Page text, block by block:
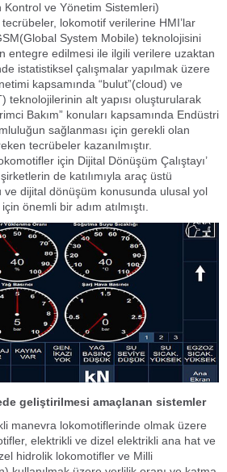
Kontrol ve Yönetim Sistemleri)
lokomotif verilerine HMI’lar
System Mobile) teknolojisini
entegre edilmesi ile ilgili verilere uzaktan
istatistiksel çalışmalar yapılmak üzere
kapsamında “bulut”(cloud) ve
teknolojilerinin alt yapısı oluşturularak
Bakım” konuları kapsamında Endüstri
sağlanması için gerekli olan
tecrübeler kazanılmıştır.
için Dijital Dönüşüm Çalıştayı’
de katılımıyla araç üstü
dijital dönüşüm konusunda ulusal yol
önemli bir adım atılmıştı.
geliştirilmesi amaçlanan sistemler
manevra lokomotiflerinde olmak üzere
elektrikli ve dizel elektrikli ana hat ve
hidrolik lokomotifler ve Milli